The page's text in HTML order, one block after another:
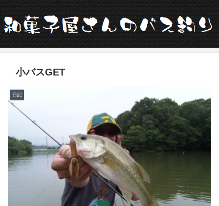
小バスGET
日記